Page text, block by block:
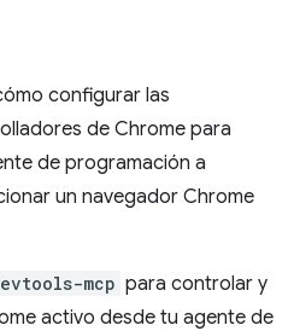
configurar las
de Chrome para
de programación a
un navegador Chrome
mcp para controlar y
activo desde tu agente de